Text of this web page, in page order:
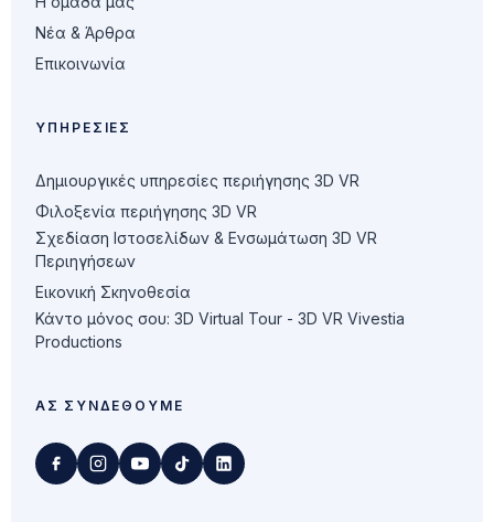
Νέα & Άρθρα
Επικοινωνία
ΥΠΗΡΕΣΊΕΣ
Δημιουργικές υπηρεσίες περιήγησης 3D VR
Φιλοξενία περιήγησης 3D VR
Σχεδίαση Ιστοσελίδων & Ενσωμάτωση 3D VR
Περιηγήσεων
Εικονική Σκηνοθεσία
Κάντο μόνος σου: 3D Virtual Tour - 3D VR Vivestia
Productions
ΑΣ ΣΥΝΔΕΘΟΎΜΕ